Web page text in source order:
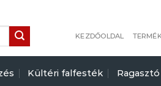
KEZDŐOLDAL
Kültéri falfesték